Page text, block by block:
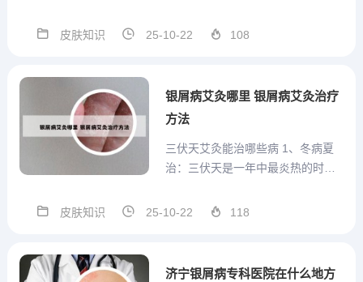
着喝。西洋参：西洋参具有补气养
高身体的抗病能力。罗汉果：罗汉
皮肤知识 25-10-22 108
银屑病艾灸哪里 银屑病艾灸治疗
方法
三伏天艾灸能治哪些病 1、冬病夏
治：三伏天是一年中最炎热的时
大盛，如果此时使用特制艾草对穴
慢性支气管炎、肺气肿、肺心病、
皮肤知识 25-10-22 118
济宁银屑病专科医院在什么地方